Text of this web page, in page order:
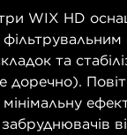
WIX HD
та
доречно).